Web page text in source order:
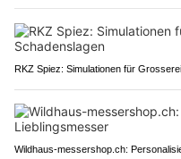
RKZ Spiez: Simulationen für
Wildhaus-messershop.ch: